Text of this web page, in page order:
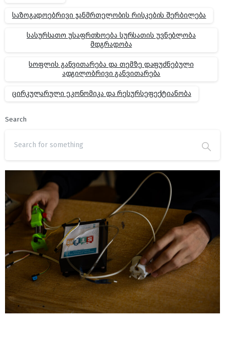
საზოგადოებრივი ჯანმრთელობის რისკების შერბილება
სასურსათო უსაფრთხოება სურსათის უვნებლობა
მდგრადობა
სოფლის განვითარება და თემზე დაფუძნებული
ადგილობრივი განვითარება
ცირკულარული ეკონომიკა და რესურსეფექტიანობა
Search